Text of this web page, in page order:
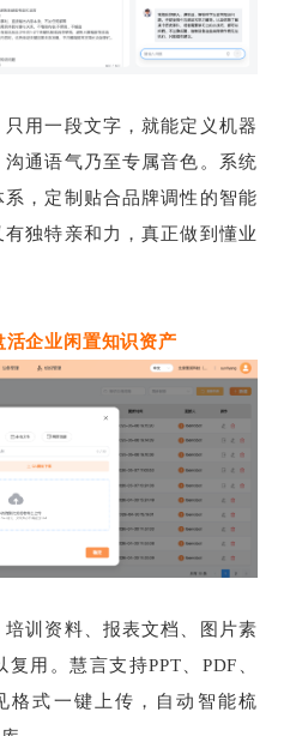
用一段文字，就能定义机器
通语气乃至专属音色。系统
，定制贴合品牌调性的智能
独特亲和力，真正做到懂业
企业闲置知识资产
训资料、报表文档、图片素
用。慧言支持PPT、PDF、
格式一键上传，自动智能梳